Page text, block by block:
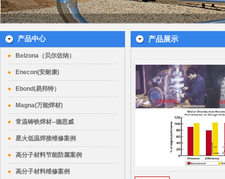
产品中心
Belzona（贝尔佐纳）
Enecon(安耐康)
Ebond(易邦特）
Magna(万能焊材)
常温铸铁焊材--德思威
星火低温焊接维修案例
高分子材料节能防腐案例
高分子材料维修案例
产品展示